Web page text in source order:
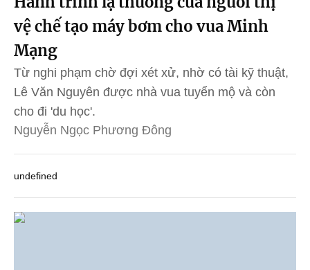
vệ chế tạo máy bơm cho vua Minh
Mạng
Từ nghi phạm chờ đợi xét xử, nhờ có tài kỹ thuật,
Lê Văn Nguyên được nhà vua tuyển mộ và còn
cho đi 'du học'.
Nguyễn Ngọc Phương Đông
undefined